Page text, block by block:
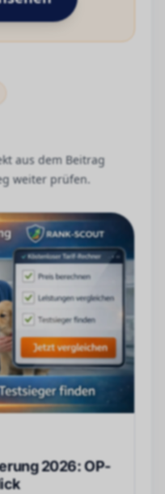
aus dem Beitrag
weiter prüfen.
2026: OP-